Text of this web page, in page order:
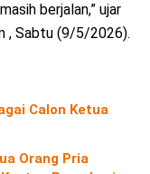
berjalan,” ujar
, Sabtu (9/5/2026).
Calon Ketua
Orang Pria